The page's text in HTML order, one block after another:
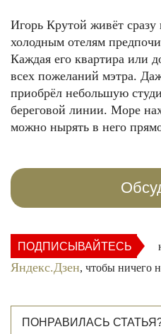
Игорь Крутой живёт сразу
холодным отелям
Каждая его квартира или
всех пожеланий мэтра.
приобрёл небольшую
береговой линии. Море
можно нырять в него
ПОДПИСЫВАЙТЕСЬ
Яндекс.Дзен, чтобы ничего
ПОНРАВИЛАСЬ